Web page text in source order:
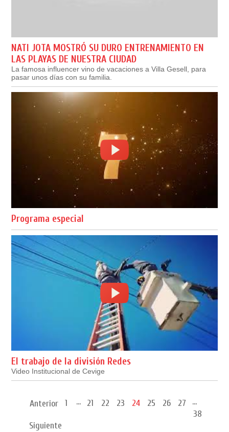
NATI JOTA MOSTRÓ SU DURO ENTRENAMIENTO EN
LAS PLAYAS DE NUESTRA CIUDAD
La famosa influencer vino de vacaciones a Villa Gesell, para
pasar unos días con su familia.
Programa especial
El trabajo de la división Redes
Video Institucional de Cevige
Anterior 1 ... 21 22 23 24 25 26 27
...
38
Siguiente